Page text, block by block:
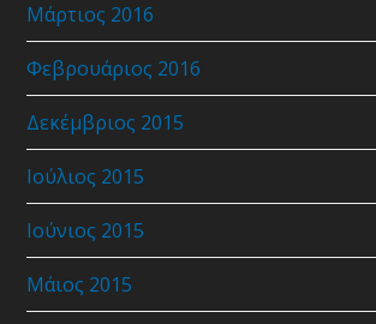
Μάρτιος 2016
Φεβρουάριος 2016
Δεκέμβριος 2015
Ιούλιος 2015
Ιούνιος 2015
Μάιος 2015